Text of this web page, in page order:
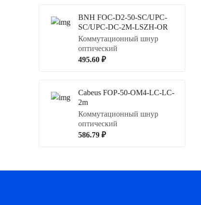
BNH FOC-D2-50-SC/UPC-
SC/UPC-DC-2M-LSZH-OR
Коммутационный шнур
оптический
495.60 ₽
Cabeus FOP-50-OM4-LC-LC-
2m
Коммутационный шнур
оптический
586.79 ₽